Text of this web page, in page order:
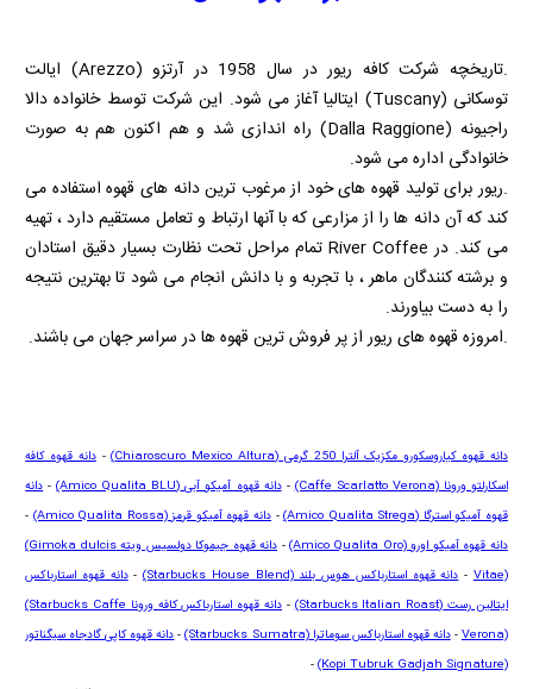
.تاریخچه شرکت کافه ریور در سال 1958 در آرتزو (Arezzo)
ایالت
توسکانی (Tuscany)
ایتالیا آغاز می شود. این شرکت توسط خانواده دالا
راجیونه (Dalla Raggione)
راه اندازی شد و هم اکنون هم به صورت
خانوادگی اداره می شود.
.ریور برای تولید قهوه های خود از مرغوب ترین دانه های قهوه استفاده می
کند که آن دانه ها را از مزارعی که با آنها ارتباط و تعامل مستقیم دارد ، تهیه
می کند. در River Coffee تمام مراحل تحت نظارت بسیار دقیق استادان
و برشته کنندگان ماهر ، با تجربه و با دانش انجام می شود تا بهترین نتیجه
را به دست بیاورند.
.امروزه قهوه های ریور از پر فروش ترین قهوه ها در سراسر جهان می باشند.
دانه قهوه کیاروسکورو مکزیک آلترا 250 گرمی (Chiaroscuro Mexico Altura)
-دانه قهوه کافه
اسکارلتو ورونا(Caffe Scarlatto Verona)
-دانه قهوه آمیکو آبی(Amico Qualita BLU)
-دانه
قهوه آمیکو استرگا(Amico Qualita Strega)
- دانه قهوه آمیکو قرمز(Amico Qualita Rossa)
-
دانه قهوه آمیکو اورو(Amico Qualita Oro)
- دانه قهوه جیموکا دولسیس ویته(Gimoka dulcis
Vitae)
-دانه قهوه استارباکس هوس بلند(Starbucks House Blend)
-دانه قهوه استارباکس
ایتالین رست(Starbucks Italian Roast)
- دانه قهوه استارباکس کافه ورونا(Starbucks Caffe
Verona)
-دانه قهوه استارباکس سوماترا(Starbucks Sumatra)
-دانه قهوه کاپی گادجاه سیگناتور
(Kopi Tubruk Gadjah Signature)
-